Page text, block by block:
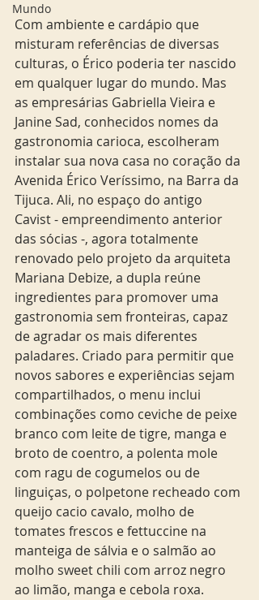
Mundo
Com ambiente e cardápio que
misturam referências de diversas
culturas, o Érico poderia ter nascido
em qualquer lugar do mundo. Mas
as empresárias Gabriella Vieira e
Janine Sad, conhecidos nomes da
gastronomia carioca, escolheram
instalar sua nova casa no coração da
Avenida Érico Veríssimo, na Barra da
Tijuca. Ali, no espaço do antigo
Cavist - empreendimento anterior
das sócias -, agora totalmente
renovado pelo projeto da arquiteta
Mariana Debize, a dupla reúne
ingredientes para promover uma
gastronomia sem fronteiras, capaz
de agradar os mais diferentes
paladares. Criado para permitir que
novos sabores e experiências sejam
compartilhados, o menu inclui
combinações como ceviche de peixe
branco com leite de tigre, manga e
broto de coentro, a polenta mole
com ragu de cogumelos ou de
linguiças, o polpetone recheado com
queijo cacio cavalo, molho de
tomates frescos e fettuccine na
manteiga de sálvia e o salmão ao
molho sweet chili com arroz negro
ao limão, manga e cebola roxa.